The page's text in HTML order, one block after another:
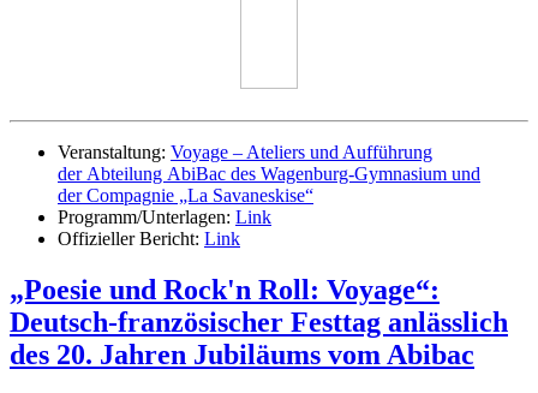
Veranstaltung: Voyage – Ateliers und Aufführung
der Abteilung AbiBac des Wagenburg-Gymnasium und
der Compagnie „La Savaneskise“
Programm/Unterlagen: Link
Offizieller Bericht: Link
„Poesie und Rock'n Roll: Voyage“:
Deutsch-französischer Festtag anlässlich
des 20. Jahren Jubiläums vom Abibac